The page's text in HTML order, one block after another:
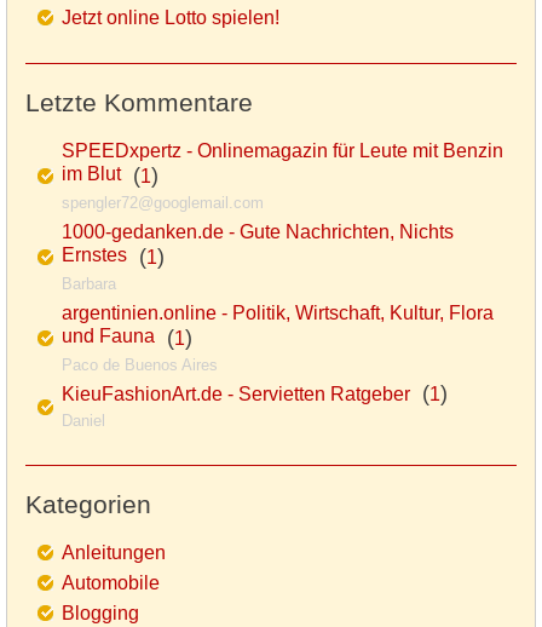
Jetzt online Lotto spielen!
Letzte Kommentare
SPEEDxpertz - Onlinemagazin für Leute mit Benzin
im Blut(1)
spengler72@googlemail.com
1000-gedanken.de - Gute Nachrichten, Nichts
Ernstes (1)
Barbara
argentinien.online - Politik, Wirtschaft, Kultur, Flora
und Fauna (1)
Paco de Buenos Aires
KieuFashionArt.de - Servietten Ratgeber (1)
Daniel
Kategorien
Anleitungen
Automobile
Blogging